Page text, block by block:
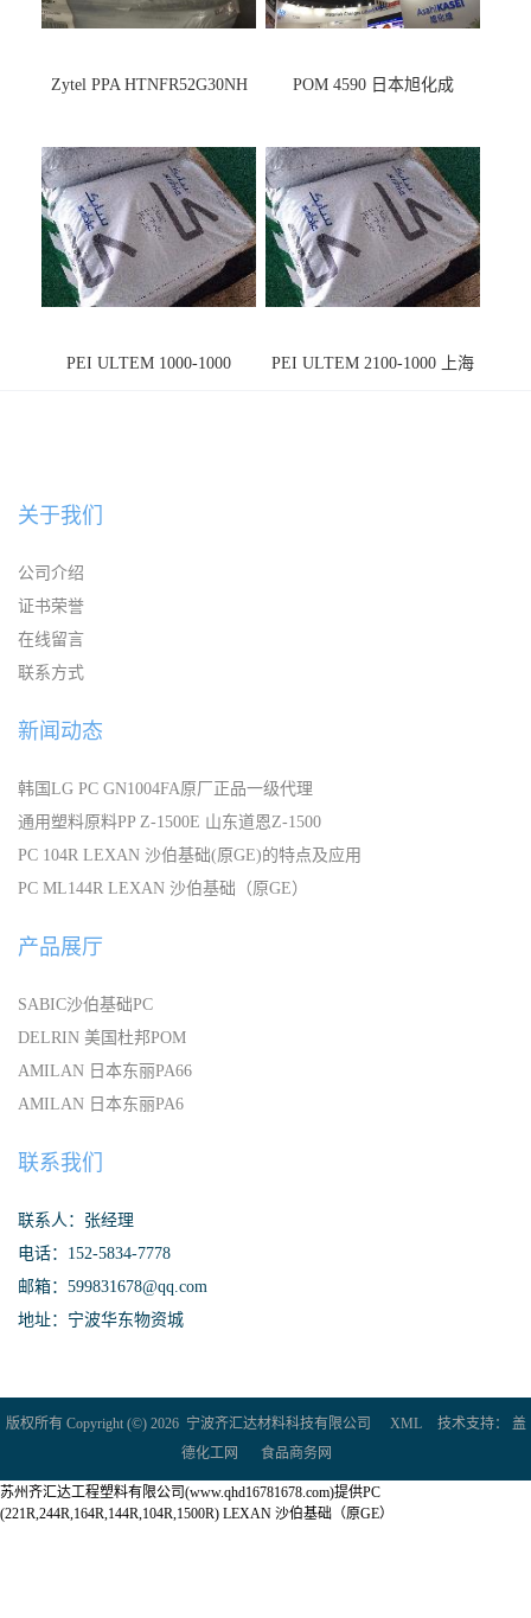
Zytel PPA HTNFR52G30NH POM 4590 日本旭化成
PEI ULTEM 1000-1000
PEI ULTEM 2100-1000 上海
关于我们
公司介绍
证书荣誉
在线留言
联系方式
新闻动态
韩国LG PC GN1004FA原厂正品一级代理
通用塑料原料PP Z-1500E 山东道恩Z-1500
PC 104R LEXAN 沙伯基础(原GE)的特点及应用
PC ML144R LEXAN 沙伯基础（原GE）
产品展厅
SABIC沙伯基础PC
DELRIN 美国杜邦POM
AMILAN 日本东丽PA66
AMILAN 日本东丽PA6
联系我们
联系人：张经理
电话：152-5834-7778
邮箱：599831678@qq.com
地址：宁波华东物资城
版权所有 Copyright (©) 2026 宁波齐汇达材料科技有限公司 XML 技术支持：
盖
德化工网
食品商务网
苏州齐汇达工程塑料有限公司(www.qhd16781678.com)提供PC
(221R,244R,164R,144R,104R,1500R) LEXAN 沙伯基础（原GE）